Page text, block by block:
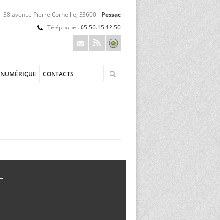
38 avenue Pierre Corneille, 33600 - Pessac
Téléphone : 05.56.15.12.50
NUMÉRIQUE CONTACTS